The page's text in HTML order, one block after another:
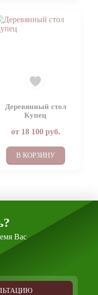
Деревянный стол
Купец
от 18 100руб.
В КОРЗИНУ
Вас